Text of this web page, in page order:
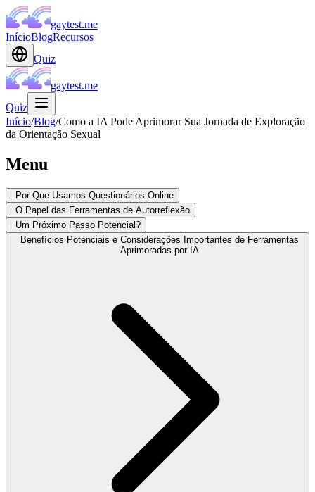
gaytest.me
InícioBlogRecursos
Quiz
gaytest.me
Quiz
Início/Blog/Como a IA Pode Aprimorar Sua Jornada de Exploração
da Orientação Sexual
Menu
Por Que Usamos Questionários Online
O Papel das Ferramentas de Autorreflexão
Um Próximo Passo Potencial?
Benefícios Potenciais e Considerações Importantes de Ferramentas
Aprimoradas por IA